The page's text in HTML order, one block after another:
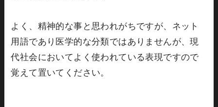
よく、精神的な事と思われがちですが、ネット
用語であり医学的な分類ではありませんが、現
代社会においてよく使われている表現ですので
覚えて置いてください。